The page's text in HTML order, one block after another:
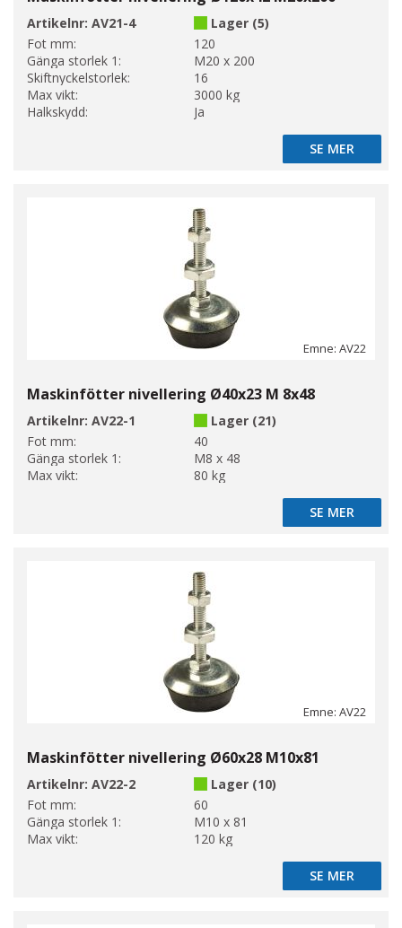
Artikelnr: AV21-4
Lager (5)
Fot mm:
120
Gänga storlek 1:
M20 x 200
Skiftnyckelstorlek:
16
Max vikt:
3000 kg
Halkskydd:
Ja
SE MER
SE MER
Emne: AV22
Maskinfötter nivellering Ø40x23 M 8x48
Artikelnr: AV22-1
Lager (21)
Fot mm:
40
Gänga storlek 1:
M8 x 48
Max vikt:
80 kg
SE MER
SE MER
Emne: AV22
Maskinfötter nivellering Ø60x28 M10x81
Artikelnr: AV22-2
Lager (10)
Fot mm:
60
Gänga storlek 1:
M10 x 81
Max vikt:
120 kg
SE MER
SE MER